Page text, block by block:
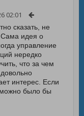
02:01
сказать, не
Сама идея о
управление
нередко
что за чем
интерес. Если
было бы